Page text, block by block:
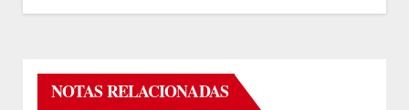
NOTAS RELACIONADAS